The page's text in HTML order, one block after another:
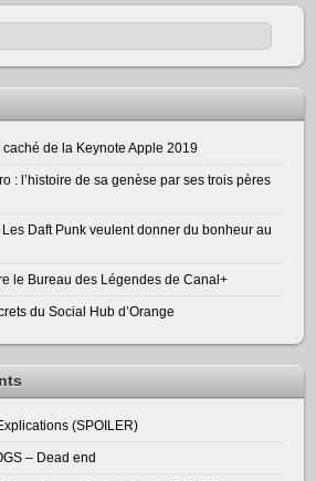
de la Keynote Apple 2019
: l’histoire de sa genèse par ses trois pères
Daft Punk veulent donner du bonheur au
le Bureau des Légendes de Canal+
du Social Hub d’Orange
(SPOILER)
– Dead end